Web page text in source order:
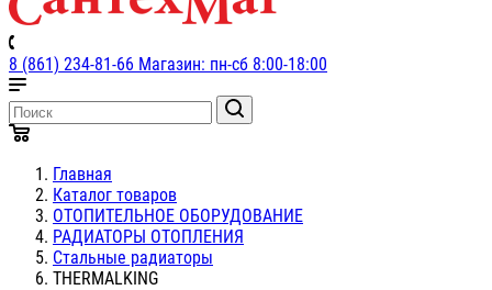
8 (861) 234-81-66 Магазин: пн-сб 8:00-18:00
Главная
Каталог товаров
ОТОПИТЕЛЬНОЕ ОБОРУДОВАНИЕ
РАДИАТОРЫ ОТОПЛЕНИЯ
Стальные радиаторы
THERMALKING